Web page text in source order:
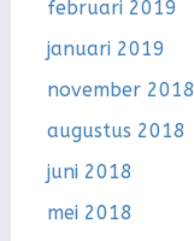
februari 2019
januari 2019
november 2018
augustus 2018
juni 2018
mei 2018